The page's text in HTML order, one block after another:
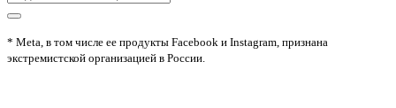
* Meta, в том числе ее продукты Facebook и Instagram, признана
экстремистской организацией в России.